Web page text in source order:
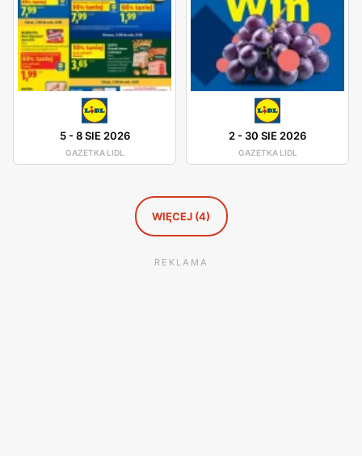
klientów. Firma kładzie duży nacisk na jakość obsługi
oraz świeżość oferowanych produktów, oferując bogaty
wybór produktów od lokalnych dostawców. Dzięki temu
Lidl zdobył lojalność wielu zadowolonych klientów.
Produkty oferowane przez Lidl charakteryzują się
wysoką jakością, a szeroki asortyment obejmuje zarówno
popularne marki, jak i produkty własne, które są dostępne
w atrakcyjnych niskich cenach. Sieć stawia na
sprostać oczekiwaniom klientów poszukujących
świeżych i wysokiej jakości produktów spożywczych oraz
5-8 SIE 2026
GAZETKA LIDL
2- 30 SIE 2026
GAZETKA LIDL
WIĘCEJ (4)
REKLAMA